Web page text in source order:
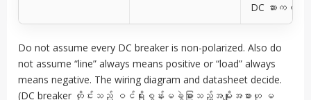
DC ဆားကစ်များ)
Do not assume every DC breaker is non-polarized. Also do
not assume “line” always means positive or “load” always
means negative. The wiring diagram and datasheet decide.
(DC breaker တိုင်းသည် ဝင်ရိုးစွန်းမခွဲခြားသည့်အမျိုးအစားဟု မ